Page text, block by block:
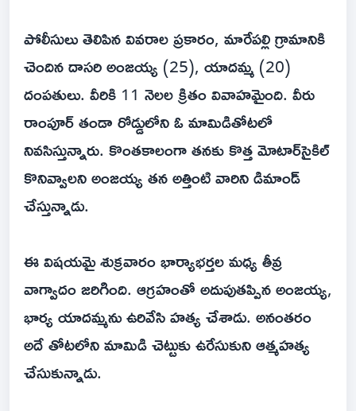
పోలీసులు తెలిపిన వివరాల ప్రకారం, మారేపల్లి గ్రామానికి
చెందిన దాసరి అంజయ్య (25), యాదమ్మ (20)
దంపతులు. వీరికి 11 నెలల క్రితం వివాహమైంది. వీరు
రాంపూర్ తండా రోడ్డులోని ఓ మామిడితోటలో
నివసిస్తున్నారు. కొంతకాలంగా తనకు కొత్త మోటార్‌సైకిల్
కొనివ్వాలని అంజయ్య తన అత్తింటి వారిని డిమాండ్
చేస్తున్నాడు.
ఈ విషయమై శుక్రవారం భార్యాభర్తల మధ్య తీవ్ర
వాగ్వాదం జరిగింది. ఆగ్రహంతో అదుపుతప్పిన అంజయ్య,
భార్య యాదమ్మను ఉరివేసి హత్య చేశాడు. అనంతరం
అదే తోటలోని మామిడి చెట్టుకు ఉరేసుకుని ఆత్మహత్య
చేసుకున్నాడు.